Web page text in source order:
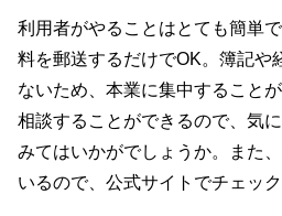
利用者がやることはとても簡単
料を郵送するだけでOK。簿記や
ないため、本業に集中すること
相談することができるので、気
みてはいかがでしょうか。また
いるので、公式サイトでチェッ